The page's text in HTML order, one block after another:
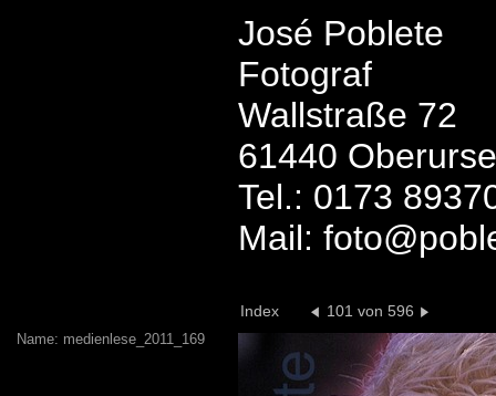
José Poblete
Fotograf
Wallstraße 72
61440
Tel.: 0173
Mail:
Index 101 von 596
Name: medienlese_2011_169